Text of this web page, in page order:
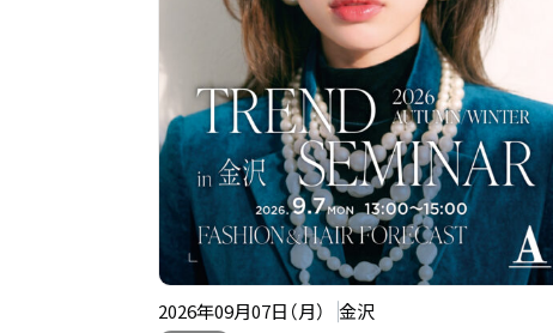
2026年09月07日（月） 金沢